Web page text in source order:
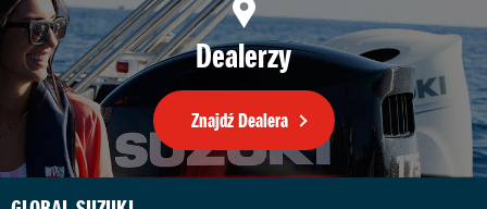
Dealerzy
Znajdź Dealera